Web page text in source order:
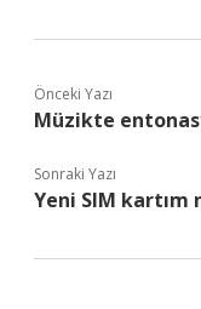
Önceki Yazı
Müzikte
Sonraki Yazı
Yeni SIM